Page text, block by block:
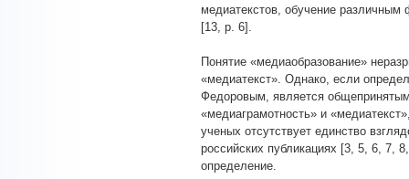
медиатекстов, обучение
[13, p. 6].
Понятие «медиаобразование»
«медиатекст». Однако, если
Федоровым, является общепринятым
«медиаграмотность» и
ученых отсутствует единство
российских публикациях [3, 5, 6,
определение.